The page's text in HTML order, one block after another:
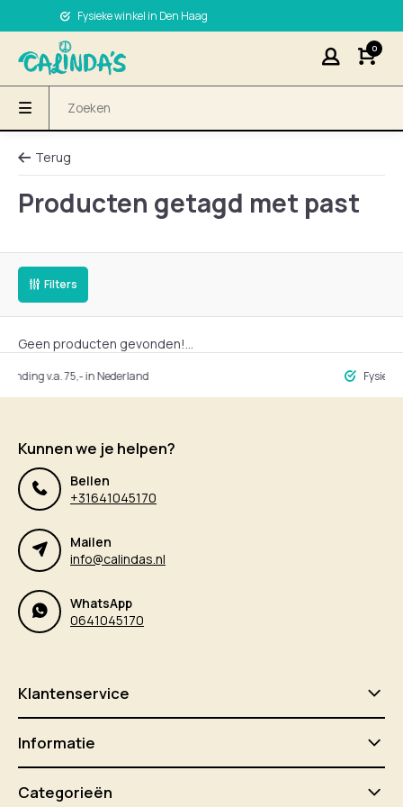
Fysieke winkel in Den Haag
0
Terug
Producten getagd met past
Filters
Geen producten gevonden!...
v.a. 75,- in Nederland Fysieke
Kunnen we je helpen?
Bellen
+31641045170
Mailen
info@calindas.nl
WhatsApp
0641045170
Klantenservice
Informatie
Categorieën